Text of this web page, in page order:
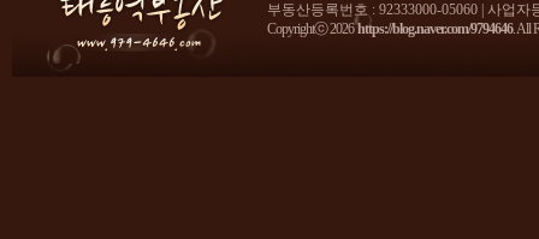
부동산등록번호 : 92333000-05060 | 사업
Copyrightⓒ 2026 https://blog.naver.com/9794646. All